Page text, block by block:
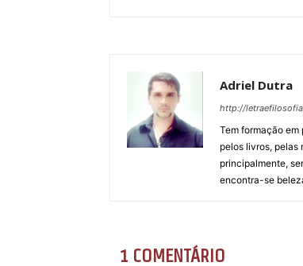
Adriel Dutra
http://
Tem formação em
pelos livros, pelas
principalmente,
encontra-se
1 COMENTÁRIO